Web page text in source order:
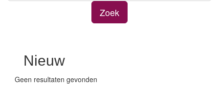
Zoek
Nieuw
Geen resultaten gevonden